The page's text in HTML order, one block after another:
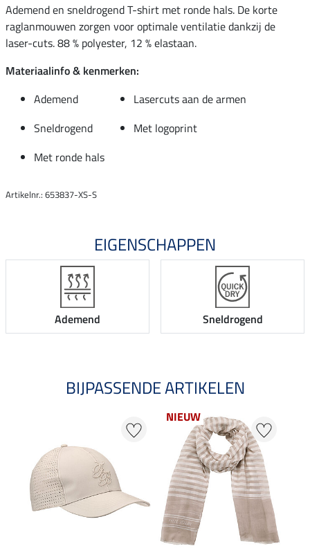
Ademend en sneldrogend T-shirt met ronde hals. De korte
raglanmouwen zorgen voor optimale ventilatie dankzij de
laser-cuts. 88 % polyester, 12 % elastaan.
Materiaalinfo & kenmerken:
Ademend
Lasercuts aan de armen
Sneldrogend
Met logoprint
Met ronde hals
Artikelnr.: 653837-XS-S
EIGENSCHAPPEN
Ademend Sneldrogend
BIJPASSENDE ARTIKELEN
NIEUW